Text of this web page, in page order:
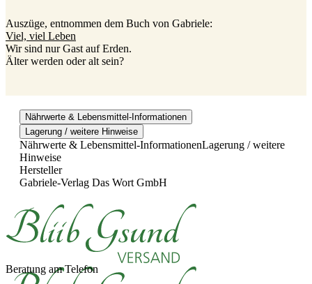
Auszüge, entnommen dem Buch von Gabriele:
Viel, viel Leben
Wir sind nur Gast auf Erden.
Älter werden oder alt sein?
Nährwerte & Lebensmittel-Informationen
Lagerung / weitere Hinweise
Nährwerte & Lebensmittel-InformationenLagerung / weitere
Hinweise
Hersteller
Gabriele-Verlag Das Wort GmbH
Beratung am Telefon